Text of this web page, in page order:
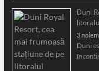
Duni
3
Duni
în